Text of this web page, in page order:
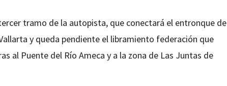
tramo de la autopista, que conectará el entronque de
y queda pendiente el libramiento federación que
al Puente del Río Ameca y a la zona de Las Juntas de